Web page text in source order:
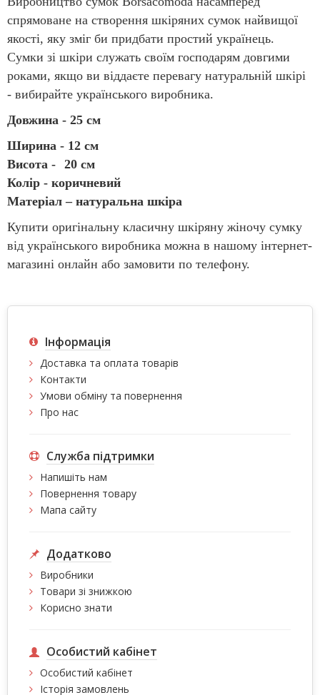
спрямоване на створення шкіряних сумок найвищої
якості, яку зміг би придбати простий українець.
Сумки зі шкіри служать своїм господарям довгими
роками, якщо ви віддаєте перевагу натуральній шкірі
- вибирайте українського виробника.
Довжина - 25 см
Ширина - 12 см
Висота - 20 см
Колір - коричневий
Матеріал – натуральна шкіра
Купити оригінальну класичну шкіряну жіночу сумку
від українського виробника можна в нашому інтернет-
магазині онлайн або замовити по телефону.
Інформація
Доставка та оплата товарів
Контакти
Умови обміну та повернення
Про нас
Служба підтримки
Напишіть нам
Повернення товару
Мапа сайту
Додатково
Виробники
Товари зі знижкою
Корисно знати
Особистий кабінет
Особистий кабінет
Історія замовлень